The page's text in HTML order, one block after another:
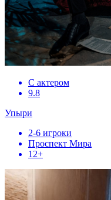
С актером
9.8
Упыри
2-6 игроки
Проспект Мира
12+